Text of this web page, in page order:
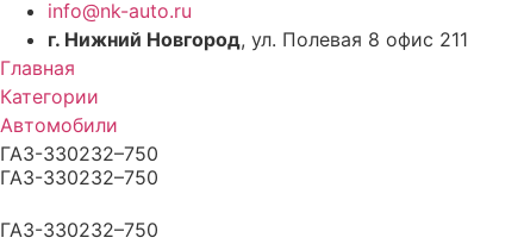
info@nk-auto.ru
г. Нижний Новгород, ул. Полевая 8 офис 211
Главная
Категории
Автомобили
ГАЗ-330232–750
ГАЗ-330232–750
ГАЗ-330232–750